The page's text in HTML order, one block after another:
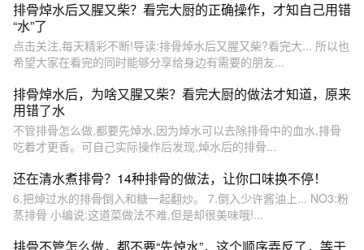
排骨焯水后又腥又柴？看完大厨的正确操作，才知自己用错
“水”了
点击关注,每天精彩不断!导读:排骨焯水后又腥又柴?看完大... 所以也
希望大家在看完的同时能够分享给身边有需要的朋友...
排骨焯水后，为啥又腥又柴？看完大厨的做法才知道，原来
用错了水
不管排骨怎么做,都要先焯水,因为焯水可以去除排骨中的血水,排骨
吃着才更香。可自己实际操作后发现,焯水后的排骨...
还在清水煮排骨？14种排骨的做法，让你口味换不停！
6.把焯过水的排骨倒入和糖一起翻炒。 7.倒入少许酱油上... NO3:粉
蒸排骨 小编说:这道菜做法不难,但是却很美味哦!...
排骨不管怎么做，都不要“先焯水”，这个顺序弄反了，等于